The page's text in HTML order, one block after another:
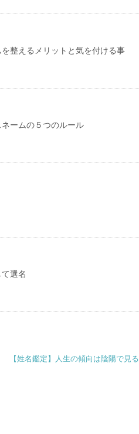
を整えるメリットと気を付ける事
ームの５つのルール
選名
【姓名鑑定】人生の傾向は陰陽で見る